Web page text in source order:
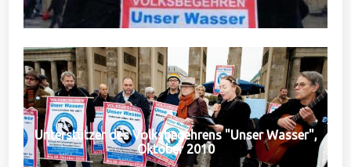
Unterstützer des Volksbegehrens "Unser Wasser",
Oktober 2010